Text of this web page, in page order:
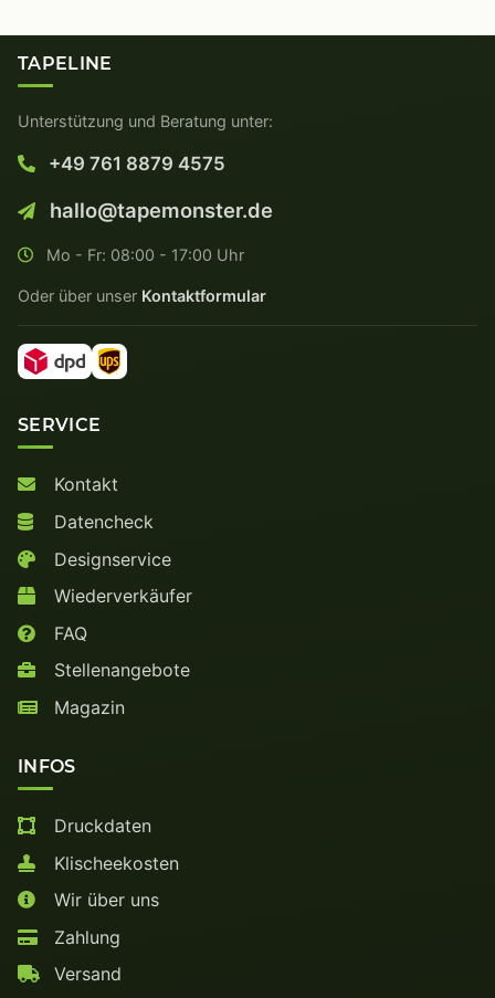
TAPELINE
Unterstützung und Beratung unter:
+49 761 8879 4575
hallo@tapemonster.de
Mo - Fr: 08:00 - 17:00 Uhr
Oder über unser Kontaktformular
SERVICE
Kontakt
Datencheck
Designservice
Wiederverkäufer
FAQ
Stellenangebote
Magazin
INFOS
Druckdaten
Klischeekosten
Wir über uns
Zahlung
Versand